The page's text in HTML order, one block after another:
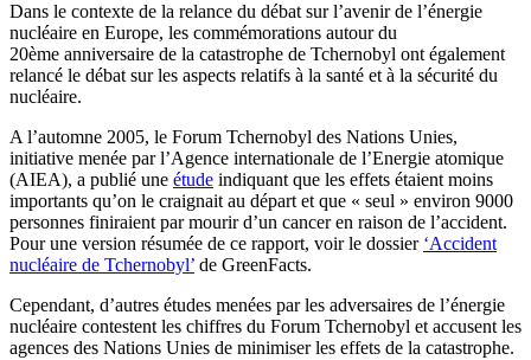
Dans le contexte de la relance du débat sur l’avenir de l’énergie
nucléaire en Europe, les commémorations autour du
20ème anniversaire de la catastrophe de Tchernobyl ont également
relancé le débat sur les aspects relatifs à la santé et à la sécurité du
nucléaire.
A l’automne 2005, le Forum Tchernobyl des Nations Unies,
initiative menée par l’Agence internationale de l’Energie atomique
(AIEA), a publié une étude indiquant que les effets étaient moins
importants qu’on le craignait au départ et que « seul » environ 9000
personnes finiraient par mourir d’un cancer en raison de l’accident.
Pour une version résumée de ce rapport, voir le dossier ‘Accident
nucléaire de Tchernobyl’ de GreenFacts.
Cependant, d’autres études menées par les adversaires de l’énergie
nucléaire contestent les chiffres du Forum Tchernobyl et accusent les
agences des Nations Unies de minimiser les effets de la catastrophe.